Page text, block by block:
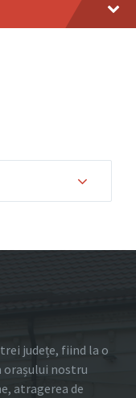
județe, fiind la o
orașului nostru
atragerea de